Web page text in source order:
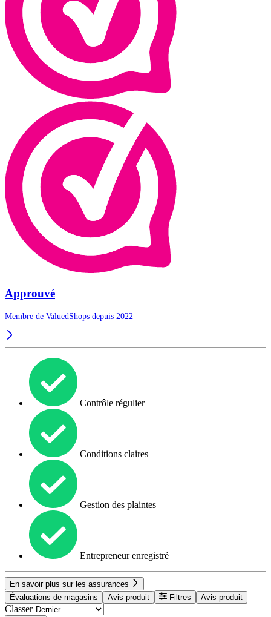
Approuvé
Membre de ValuedShops depuis 2022
Contrôle régulier
Conditions claires
Gestion des plaintes
Entrepreneur enregistré
En savoir plus sur les assurances
Évaluations de magasins
Avis produit Filtres Avis produit
Classer